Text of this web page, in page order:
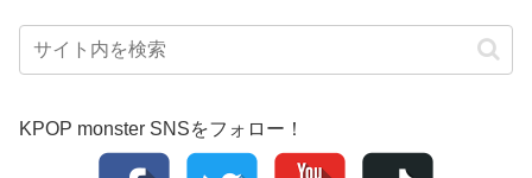
KPOP monster SNSをフォロー！